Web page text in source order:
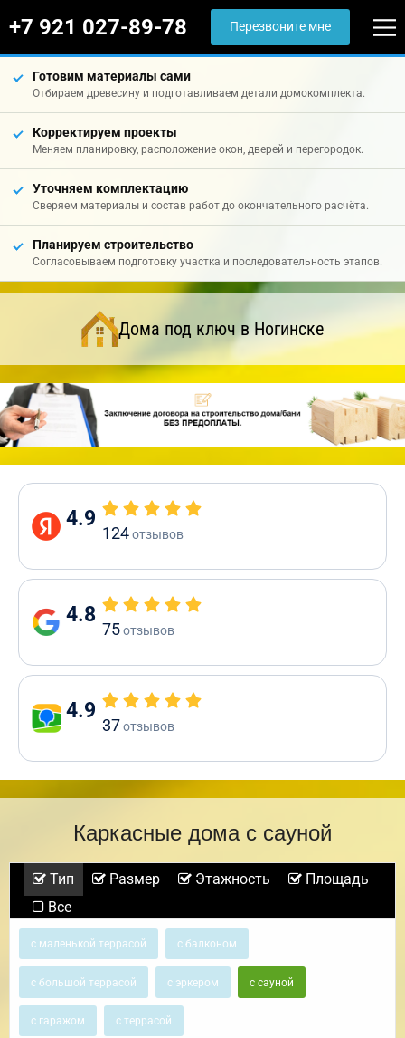
+7 921 027-89-78 Перезвоните мне
Готовим материалы сами
Отбираем древесину и подготавливаем детали домокомплекта.
Корректируем проекты
Меняем планировку, расположение окон, дверей и перегородок.
Уточняем комплектацию
Сверяем материалы и состав работ до окончательного расчёта.
Планируем строительство
Согласовываем подготовку участка и последовательность этапов.
Дома под ключ в Ногинске
4.9
124отзывов
4.8
75отзывов
4.9
37отзывов
Каркасные дома с сауной
Тип Размер Этажность
Площадь
Все
с маленькой террасой с балконом
с большой террасой с эркером с сауной
с гаражом с террасой